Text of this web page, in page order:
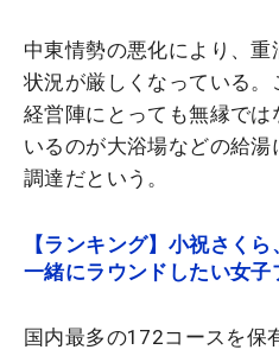
中東情勢の悪化により、
状況が厳しくなっている
経営陣にとっても無縁で
いるのが大浴場などの給
調達だという。
【ランキング】小祝さく
一緒にラウンドしたい女
国内最多の172コースを保